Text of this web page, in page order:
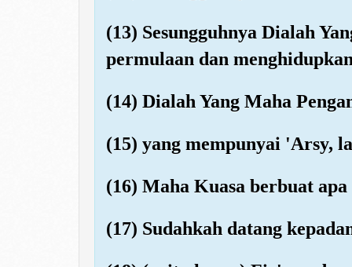
(13) Sesungguhnya Dialah
permulaan dan
(14) Dialah Yang Maha
(15) yang mempunyai 'Arsy,
(16) Maha Kuasa berbuat
(17) Sudahkah datang